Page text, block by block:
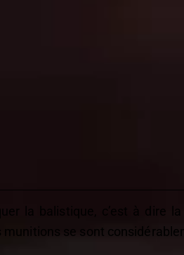
la balistique, c’est à dire
se sont